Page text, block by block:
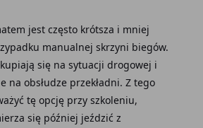
jest często krótsza i mniej
manualnej skrzyni biegów.
się na sytuacji drogowej i
na obsłudze przekładni. Z tego
tę opcję przy szkoleniu,
się później jeździć z